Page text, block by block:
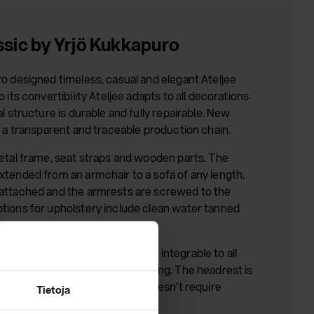
Tietoja
by Yrjö Kukkapuro
designed timeless, casual and elegant Ateljee
its convertibility Ateljee adapts to all decorations
structure is durable and fully repairable. New
transparent and traceable production chain.
frame, seat straps and wooden parts. The
from an armchair to a sofa of any length.
and the armrests are screwed to the
for upholstery include clean water tanned
as an accessory. It is easily integrable to all
of the year of manufacturing. The headrest is
with metal slots and it doesn’t require